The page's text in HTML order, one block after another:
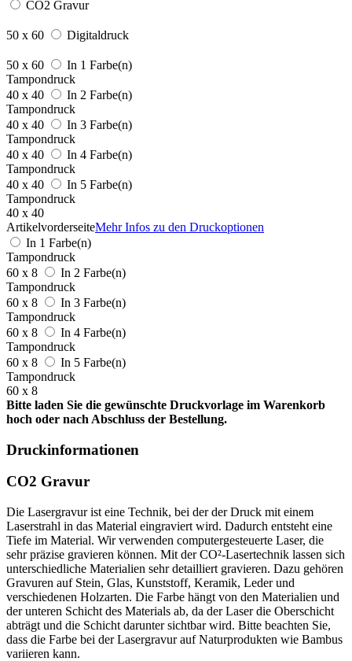
CO2 Gravur
50 x 60 Digitaldruck
50 x 60
In 1 Farbe(n)
Tampondruck
40 x 40
In 2 Farbe(n)
Tampondruck
40 x 40
In 3 Farbe(n)
Tampondruck
40 x 40
In 4 Farbe(n)
Tampondruck
40 x 40
In 5 Farbe(n)
Tampondruck
40 x 40
ArtikelvorderseiteMehr Infos zu den Druckoptionen
In 1 Farbe(n)
Tampondruck
60 x 8
In 2 Farbe(n)
Tampondruck
60 x 8
In 3 Farbe(n)
Tampondruck
60 x 8
In 4 Farbe(n)
Tampondruck
60 x 8
In 5 Farbe(n)
Tampondruck
60 x 8
Bitte laden Sie die gewünschte Druckvorlage im Warenkorb
hoch oder nach Abschluss der Bestellung.
Druckinformationen
CO2 Gravur
Die Lasergravur ist eine Technik, bei der der Druck mit einem
Laserstrahl in das Material eingraviert wird. Dadurch entsteht eine
Tiefe im Material. Wir verwenden computergesteuerte Laser, die
sehr präzise gravieren können. Mit der CO²-Lasertechnik lassen sich
unterschiedliche Materialien sehr detailliert gravieren. Dazu gehören
Gravuren auf Stein, Glas, Kunststoff, Keramik, Leder und
verschiedenen Holzarten. Die Farbe hängt von den Materialien und
der unteren Schicht des Materials ab, da der Laser die Oberschicht
abträgt und die Schicht darunter sichtbar wird. Bitte beachten Sie,
dass die Farbe bei der Lasergravur auf Naturprodukten wie Bambus
variieren kann.